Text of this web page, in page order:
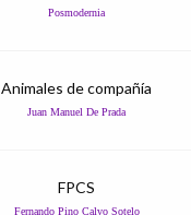
Posmodernia
Animales de compañía
Juan Manuel De Prada
FPCS
Fernando Pino Calvo Sotelo